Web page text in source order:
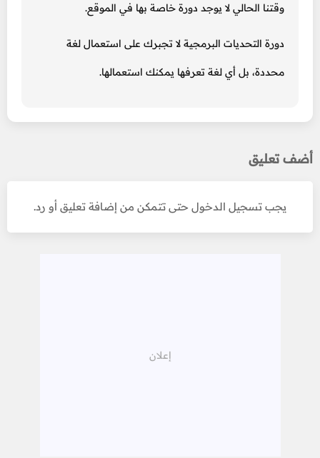
وقتنا الحالي لا يوجد دورة خاصة بها في الموقع.
دورة التحديات البرمجية لا تجبرك على استعمال لغة
محددة، بل أي لغة تعرفها يمكنك استعمالها.
أضف تعليق
يجب تسجيل الدخول حتى تتمكن من إضافة تعليق أو رد.